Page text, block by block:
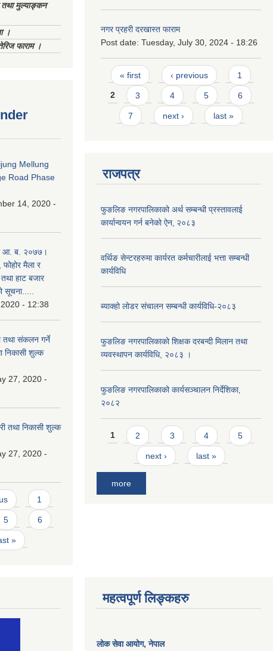
तथा मुल्याङ्कन
।
फाराम ।
Mellung
Road Phase
14, 2020 -
आ. ब. २०७७।
फोहोर मैला र
हाट बजार
सूचना.....
- 12:38
तथा संकलन गर्ने
निकासी शुल्क
27, 2020 -
तथा निकासी शुल्क
27, 2020 -
1
5 6
»
नगर प्रहरी दरखास्त फाराम
Post date: Tuesday, July 30, 2024 - 18:26
Pages
« first ‹ previous 1
2 3 4 5 6
7 next › last »
राजपत्र
फुङलिङ नगरपालिकाको अर्थ सम्बन्धी प्रस्तावलाई
कार्यान्वयन गर्न बनेको ऐन‚ २०८३
वर्थिङ सेन्टरहरुमा कार्यरत कर्मचारीलाई भत्ता सम्बन्धी
कार्यविधि
ब्याक्हो लोडर संचालन सम्बन्धी कार्यविधि-२०८३
फुङलिङ नगरपालिकाको शिक्षक दरबन्दी मिलान तथा
व्यवस्थापन कार्यविधि, २०८३ ।
फुङलिङ नगरपालिकाको कार्यसञ्चालन निर्देशिका‚
२०८२
Pages
1 2 3 4 5
next › last »
more
महत्वपूर्ण लिङ्कहरु
लोक सेवा आयोग, नेपाल